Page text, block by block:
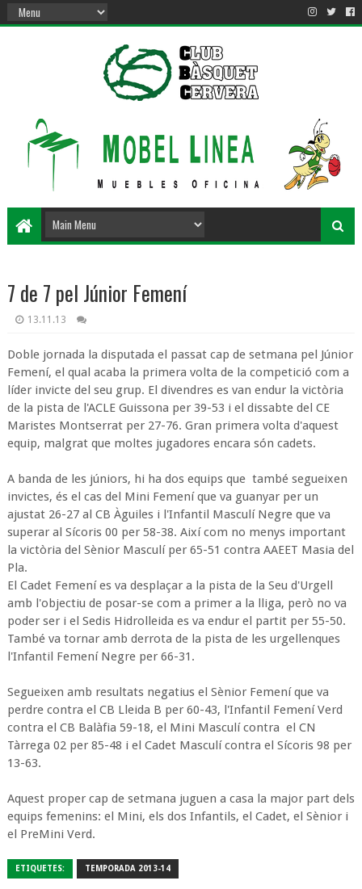
7 de 7 pel Júnior Femení
13.11.13
Doble jornada la disputada el passat cap de setmana pel Júnior
Femení, el qual acaba la primera volta de la competició com a
líder invicte del seu grup. El divendres es van endur la victòria
de la pista de l'ACLE Guissona per 39-53 i el dissabte del CE
Maristes Montserrat per 27-76. Gran primera volta d'aquest
equip, malgrat que moltes jugadores encara són cadets.
A banda de les júniors, hi ha dos equips que també segueixen
invictes, és el cas del Mini Femení que va guanyar per un
ajustat 26-27 al CB Àguiles i l'Infantil Masculí Negre que va
superar al Sícoris 00 per 58-38. Així com no menys important
la victòria del Sènior Masculí per 65-51 contra AAEET Masia del
Pla.
El Cadet Femení es va desplaçar a la pista de la Seu d'Urgell
amb l'objectiu de posar-se com a primer a la lliga, però no va
poder ser i el Sedis Hidrolleida es va endur el partit per 55-50.
També va tornar amb derrota de la pista de les urgellenques
l'Infantil Femení Negre per 66-31.
Segueixen amb resultats negatius el Sènior Femení que va
perdre contra el CB Lleida B per 60-43, l'Infantil Femení Verd
contra el CB Balàfia 59-18, el Mini Masculí contra el CN
Tàrrega 02 per 85-48 i el Cadet Masculí contra el Sícoris 98 per
13-63.
Aquest proper cap de setmana juguen a casa la major part dels
equips femenins: el Mini, els dos Infantils, el Cadet, el Sènior i
el PreMini Verd.
ETIQUETES: TEMPORADA 2013-14